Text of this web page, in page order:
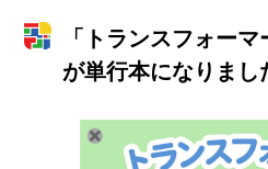
「トランスフォー
が単行本になりまし